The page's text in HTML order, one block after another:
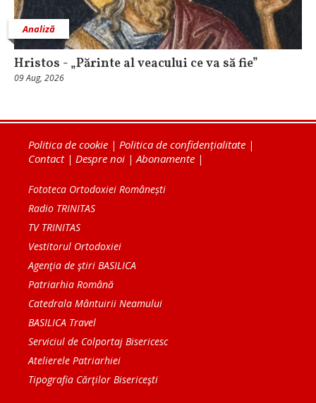
Analiză
Hristos - „Părinte al veacului ce va să fie”
09 Aug, 2026
Politica de cookie | Politica de confidențialitate |
Contact| Despre noi |Abonamente |
Fototeca Ortodoxiei Românești
Radio TRINITAS
TV TRINITAS
Vestitorul Ortodoxiei
Agenţia de ştiri BASILICA
Patriarhia Română
Catedrala Mântuirii Neamului
BASILICA Travel
Serviciul de Colportaj Bisericesc
Atelierele Patriarhiei
Tipografia Cărţilor Bisericeşti